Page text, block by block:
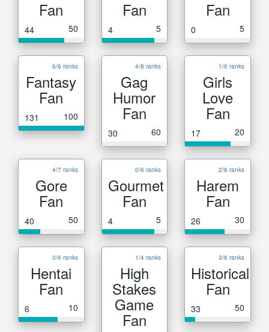
Fan
44 50
Fan
4 5
Fan
0 5
6/6 ranks
Fantasy
Fan
131 100
4/8 ranks
Gag
Humor
Fan
30 60
1/6 ranks
Girls
Love
Fan
17 20
4/7 ranks
Gore
Fan
40 50
0/6 ranks
Gourmet
Fan
4 5
2/6 ranks
Harem
Fan
26 30
0/6 ranks
Hentai
Fan
6 10
1/4 ranks
High
Stakes
Game
Fan
3/6 ranks
Historical
Fan
33 50